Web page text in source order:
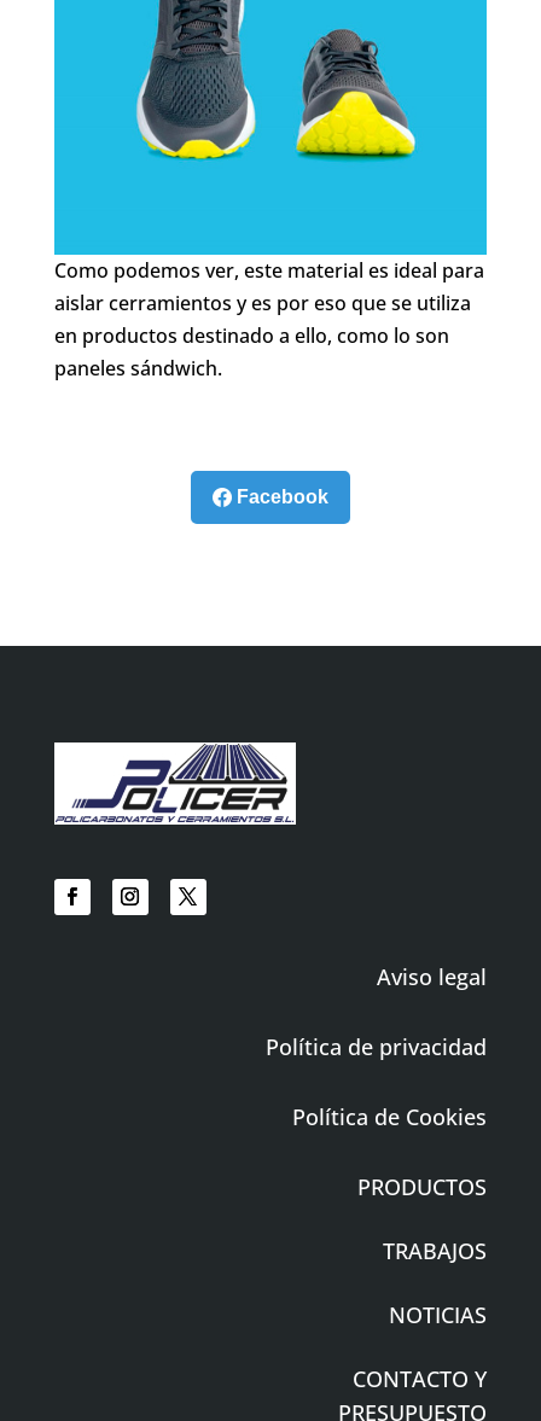
Como podemos ver, este material es ideal para
aislar cerramientos y es por eso que se utiliza
en productos destinado a ello, como lo son
paneles sándwich.
Facebook
Aviso legal
Política de privacidad
Política de Cookies
PRODUCTOS
TRABAJOS
NOTICIAS
CONTACTO Y
PRESUPUESTO